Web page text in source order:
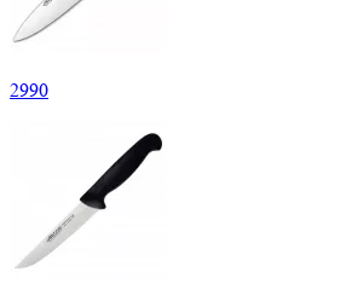
2990